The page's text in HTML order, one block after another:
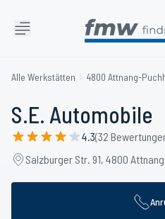
Alle Werkstätten 4800 Attnang-
S.E. Automobile
4.3(32
Salzburger Str. 91, 4800